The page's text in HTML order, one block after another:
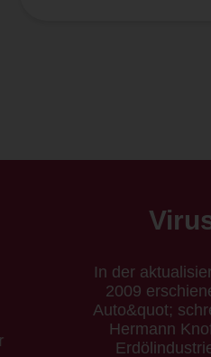
Virus
In der aktualisierten
2009 erschienen
Auto&quot; schreibt
Hermann
Erdölindustrie ist